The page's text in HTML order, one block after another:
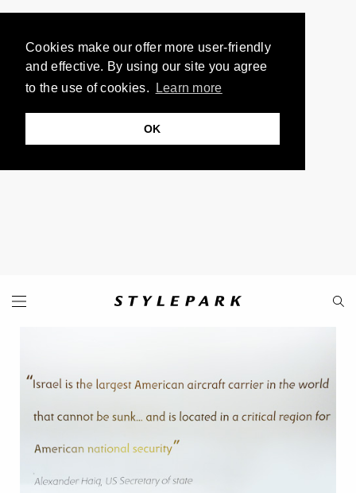
Cookies make our offer more user-friendly
and effective. By using our site you agree
to the use of cookies.
Learn more
OK